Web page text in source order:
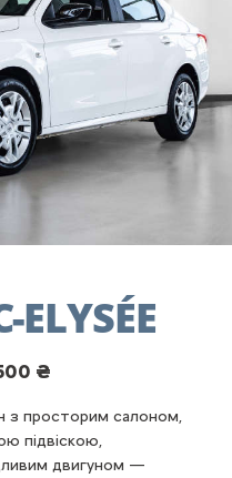
ELYSÉE
₴
з просторим салоном,
підвіскою,
двигуном —